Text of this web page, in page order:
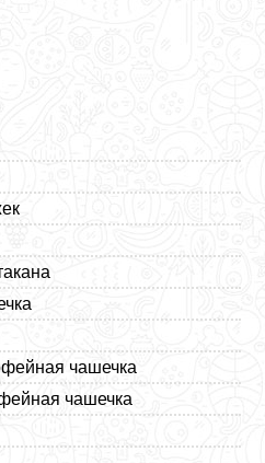
чашечка
чашечка